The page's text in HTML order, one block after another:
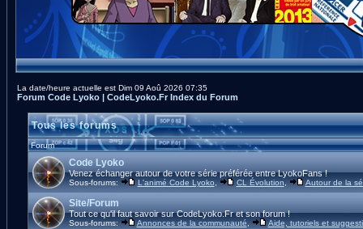
La date/heure actuelle est Dim 09 Aoû 2026 07:35
Forum Code Lyoko | CodeLyoko.Fr Index du Forum
Tous les forums
Forum
Code Lyoko
Venez échanger autour de votre série préférée entre LyokoFans !
Sous-forums: L'animé Code Lyoko, CL Évolution Autour de la
Site/Forum
Tout ce qu'il faut savoir sur CodeLyoko.Fr et son forum !
Sous-forums: Annonces de la communauté, Aide, tutoriels et